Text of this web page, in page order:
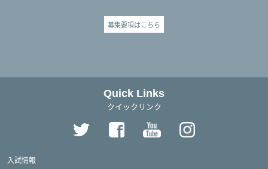
募集要項はこちら
Quick Links
クイックリンク
入試情報